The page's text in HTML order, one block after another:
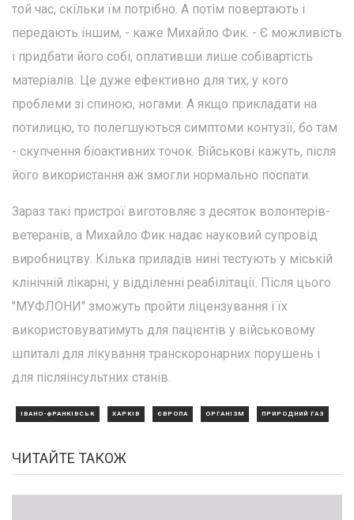
той час, скільки їм потрібно. А потім повертають і
передають іншим, - каже Михайло Фик. - Є можливість
і придбати його собі, оплативши лише собівартість
матеріалів. Це дуже ефективно для тих, у кого
проблеми зі спиною, ногами. А якщо прикладати на
потилицю, то полегшуються симптоми контузії, бо там
- скупчення біоактивних точок. Військові кажуть, після
його використання аж змогли нормально поспати.
Зараз такі пристрої виготовляє з десяток волонтерів-
ветеранів, а Михайло Фик надає науковий супровід
виробництву. Кілька приладів нині тестують у міській
клінічній лікарні, у відділенні реабілітації. Після цього
"МУФЛОНИ" зможуть пройти ліцензування і їх
використовуватимуть для пацієнтів у військовому
шпиталі для лікування транскоронарних порушень і
для післяінсультних станів.
ІВАНО-ФРАНКІВСЬК ХАРКІВ ЄВРОПА ОРГАНІЗМ ПРИРОДНИЙ ГАЗ
ЧИТАЙТЕ ТАКОЖ